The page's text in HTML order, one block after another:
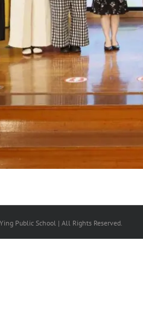
Public School | All Rights Reserved.